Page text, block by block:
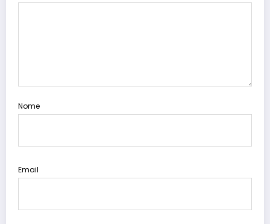
Nome
Email